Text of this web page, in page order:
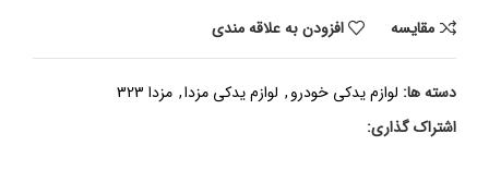
مقايسه
افزودن به علاقه مندی
دسته ها: لوازم یدکی خودرو, لوازم یدکی مزدا, مزدا 323
اشتراک گذاری: